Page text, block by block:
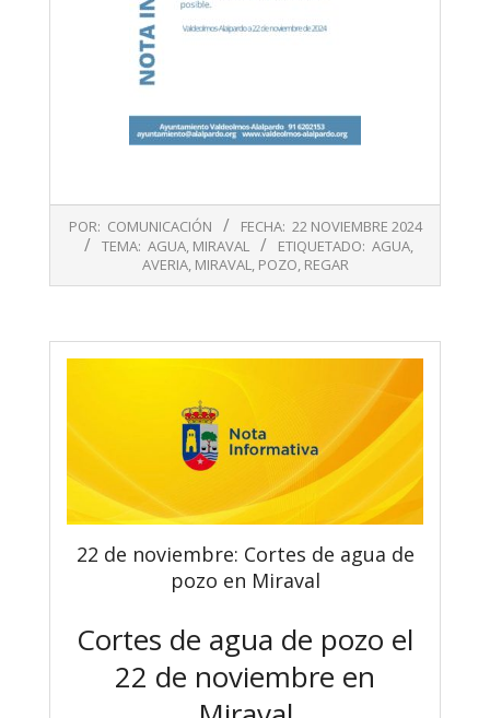
11-
POR: COMUNICACIÓN FECHA: 22 NOVIEMBRE 2024
TEMA: AGUA, MIRAVAL ETIQUETADO: AGUA,
AVERIA, MIRAVAL, POZO, REGAR
22 de noviembre: Cortes de agua de
pozo en Miraval
Cortes de agua de pozo el
22 de noviembre en